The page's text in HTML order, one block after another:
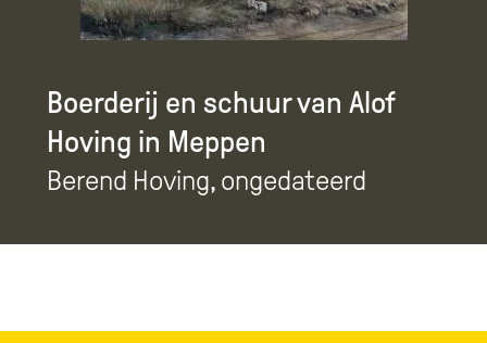
Boerderij en schuur van Alof
Hoving in Meppen
Berend Hoving, ongedateerd